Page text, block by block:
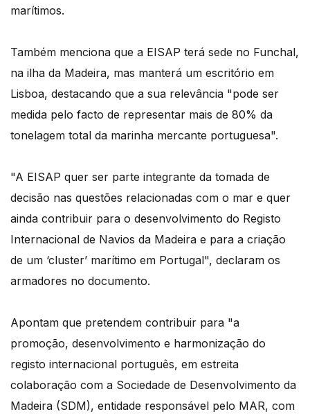
marítimos.
Também menciona que a EISAP terá sede no Funchal,
na ilha da Madeira, mas manterá um escritório em
Lisboa, destacando que a sua relevância "pode ser
medida pelo facto de representar mais de 80% da
tonelagem total da marinha mercante portuguesa".
"A EISAP quer ser parte integrante da tomada de
decisão nas questões relacionadas com o mar e quer
ainda contribuir para o desenvolvimento do Registo
Internacional de Navios da Madeira e para a criação
de um ‘cluster’ marítimo em Portugal", declaram os
armadores no documento.
Apontam que pretendem contribuir para "a
promoção, desenvolvimento e harmonização do
registo internacional português, em estreita
colaboração com a Sociedade de Desenvolvimento da
Madeira (SDM), entidade responsável pelo MAR, com